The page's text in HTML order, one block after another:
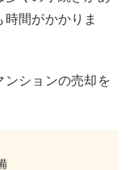
間がかかりま
ションの売却を